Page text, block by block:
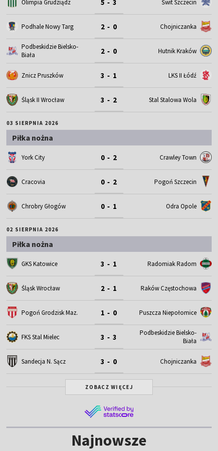
Olimpia Grudziądz 5 - 3 Świt Szczecin
Podhale Nowy Targ 2 - 0 Chojniczanka
Podbeskidzie Bielsko-
Biała
2 - 0 Hutnik Kraków
Znicz Pruszków 3 - 1 LKS II Łódź
Śląsk II Wrocław 3 - 2 Stal Stalowa Wola
03 SIERPNIA 2026
Piłka nożna
York City 0 - 2 Crawley Town
Cracovia 0 - 2 Pogoń Szczecin
Chrobry Głogów 0 - 1 Odra Opole
02 SIERPNIA 2026
Piłka nożna
GKS Katowice 3 - 1 Radomiak Radom
Śląsk Wrocław 2 - 1 Raków Częstochowa
Pogoń Grodzisk Maz. 1 - 0 Puszcza Niepołomice
FKS Stal Mielec 3 - 3
Podbeskidzie Bielsko-
Biała
Sandecja N. Sącz 3 - 0 Chojniczanka
ZOBACZ WIĘCEJ
Najnowsze